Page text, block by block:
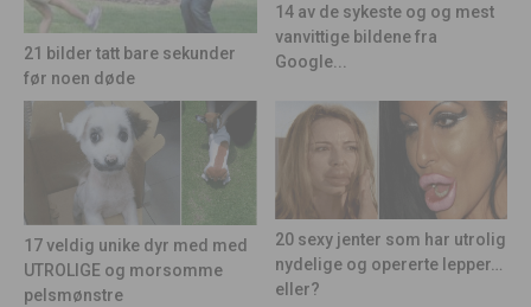
21 bilder tatt bare sekunder
før noen døde
14 av de sykeste og og mest
vanvittige bildene fra
Google...
17 veldig unike dyr med med
UTROLIGE og morsomme
pelsmønstre
20 sexy jenter som har utrolig
nydelige og opererte lepper…
eller?